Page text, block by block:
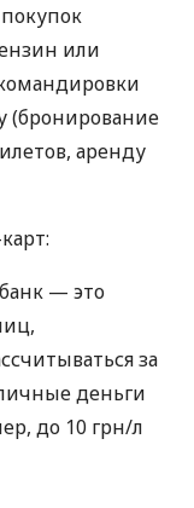
или
(бронирование
аренду
— это
за
деньги
до 10 грн/л